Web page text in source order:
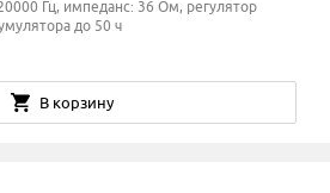
Гц, импеданс: 36 Ом, регулятор
до 50 ч
В корзину